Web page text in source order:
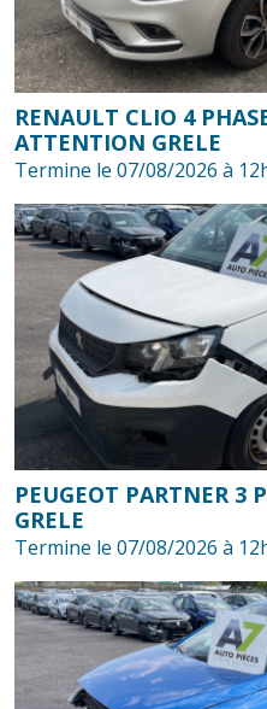
RENAULT CLIO 4
ATTENTION GRELE
Termine le 07/08/2026 à
PEUGEOT PARTNER 3
GRELE
Termine le 07/08/2026 à